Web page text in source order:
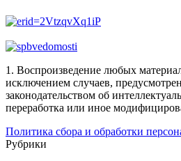
1. Воспроизведение любых
исключением случаев,
законодательством об
переработка или иное
Политика сбора и обработки
Рубрики